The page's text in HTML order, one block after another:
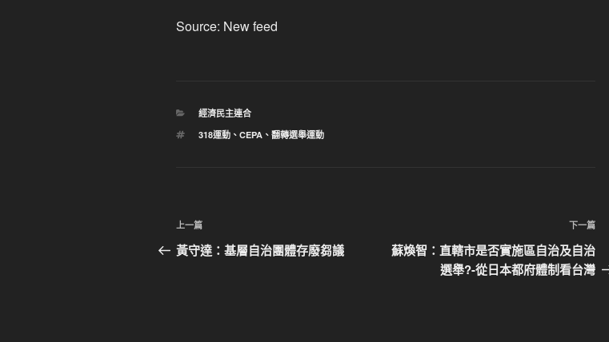
Source: New feed
分
經濟民主連合
標
318運動、 CEPA、 翻轉選舉運動
文
章
上
一
上一篇
黃守達：基層自治團體存廢芻議
下
一
篇
下一篇
蘇煥智：直轄市是否實施區自治及自治
選舉?-從日本都府體制看台灣